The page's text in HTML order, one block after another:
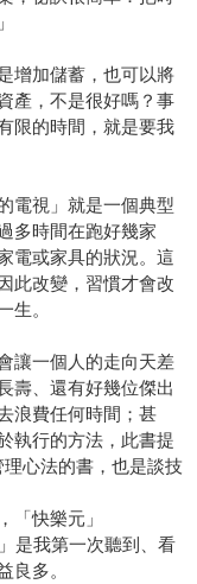
增加儲蓄，也可以將
產，不是很好嗎？事
限的時間，就是要我
電視」就是一個典型
多時間在跑好幾家
電或家具的狀況。這
此改變，習慣才會改
生。
讓一個人的走向天差
壽、還有好幾位傑出
浪費任何時間；甚
執行的方法，此書提
心法的書，也是談技
「快樂元」
是我第一次聽到、看
良多。